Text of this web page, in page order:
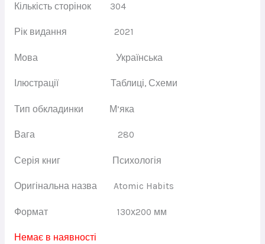
Кількість сторінок 304
Рік видання 2021
Мова Українська
Ілюстрації Таблиці, Схеми
Тип обкладинки М’яка
Вага 280
Серія книг Психологія
Оригінальна назва Atomic Habits
Формат 130х200 мм
Немає в наявності